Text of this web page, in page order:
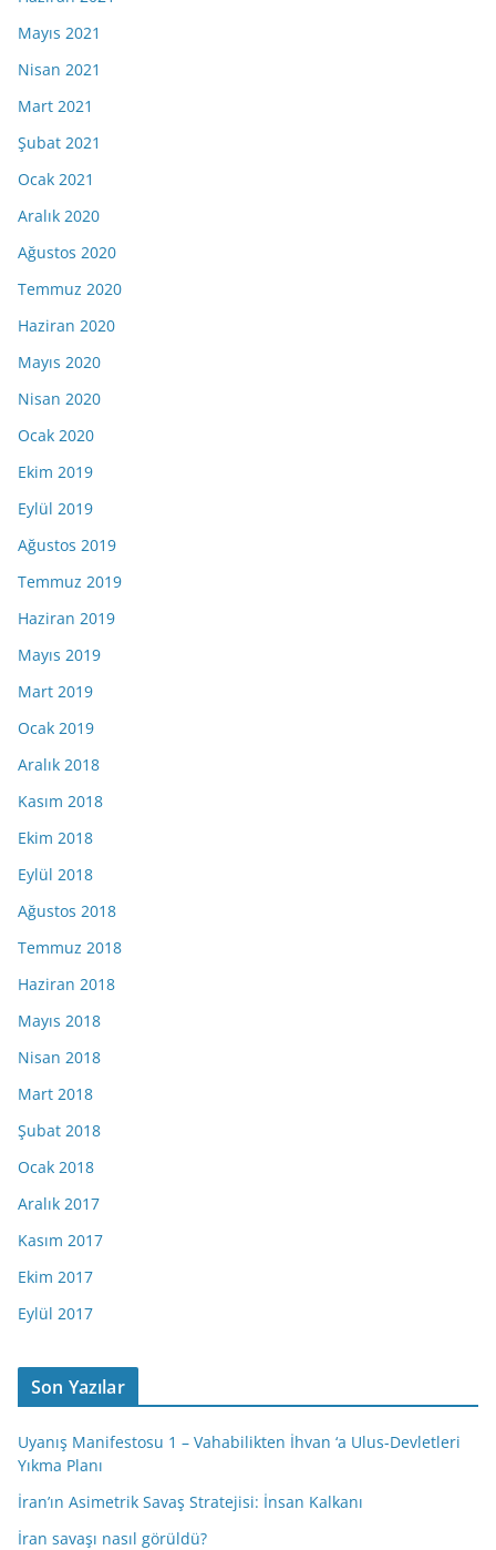
Mayıs 2021
Nisan 2021
Mart 2021
Şubat 2021
Ocak 2021
Aralık 2020
Ağustos 2020
Temmuz 2020
Haziran 2020
Mayıs 2020
Nisan 2020
Ocak 2020
Ekim 2019
Eylül 2019
Ağustos 2019
Temmuz 2019
Haziran 2019
Mayıs 2019
Mart 2019
Ocak 2019
Aralık 2018
Kasım 2018
Ekim 2018
Eylül 2018
Ağustos 2018
Temmuz 2018
Haziran 2018
Mayıs 2018
Nisan 2018
Mart 2018
Şubat 2018
Ocak 2018
Aralık 2017
Kasım 2017
Ekim 2017
Eylül 2017
Son Yazılar
Uyanış Manifestosu 1 – Vahabilikten İhvan ‘a Ulus-Devletleri
Yıkma Planı
İran’ın Asimetrik Savaş Stratejisi: İnsan Kalkanı
İran savaşı nasıl görüldü?